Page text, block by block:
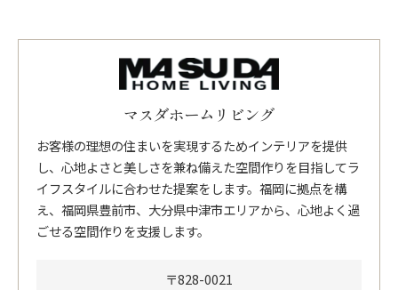
マスダホームリビング
お客様の理想の住まいを実現するためインテリアを提供
し、心地よさと美しさを兼ね備えた空間作りを目指してラ
イフスタイルに合わせた提案をします。福岡に拠点を構
え、福岡県豊前市、大分県中津市エリアから、心地よく過
ごせる空間作りを支援します。
〒828-0021